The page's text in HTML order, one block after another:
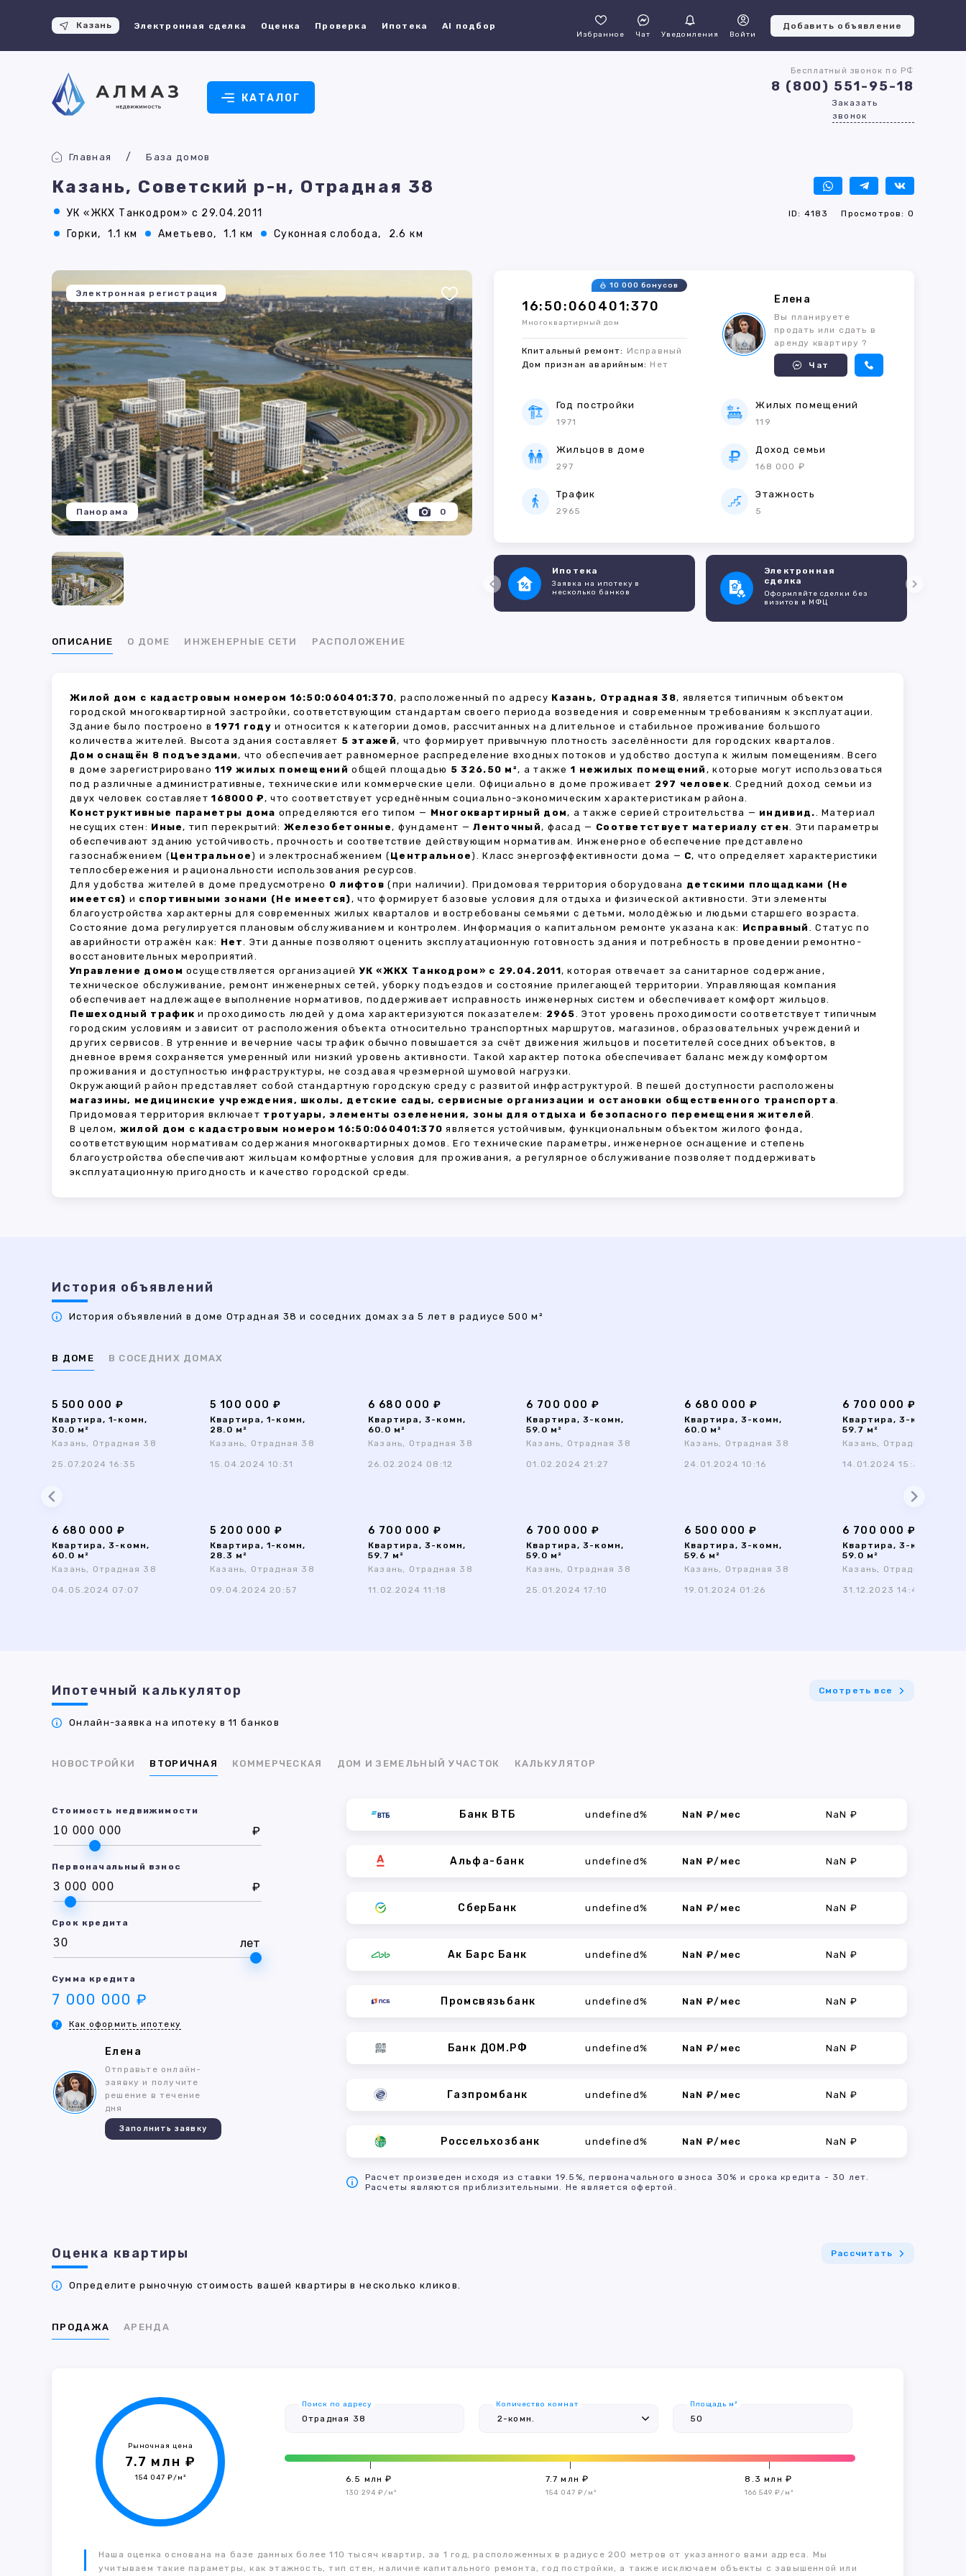
Казань Электронная сделка Оценка Проверка Ипотека AI подбор
Избранное Чат Уведомления Войти
Добавить объявление
КАТАЛОГ
Бесплатный звонок по РФ
8 (800) 551-95-18
Заказать
звонок
Главная База домов
Казань, Советский р-н, Отрадная 38
УК «ЖКХ Танкодром» с 29.04.2011 ID: 4183 Просмотров: 0
Горки, 1.1 км Аметьево, 1.1 км Суконная слобода, 2.6 км
Электронная регистрация
0
Панорама
16:50:060401:370
10 000 бонусов
Многоквартирный дом
Кпитальный ремонт: Исправный
Дом признан аварийным: Нет
Елена
Вы планируете
продать или сдать в
аренду квартиру ?
Чат
Год постройки
1971
Жилых помещений
119
Жильцов в доме
297
Доход семьи
168 000 ₽
Трафик
2965
Этажность
5
Ипотека
Заявка на ипотеку в
несколько банков
Электронная
сделка
Оформляйте сделки без
визитов в МФЦ
ОПИСАНИЕ О ДОМЕ ИНЖЕНЕРНЫЕ СЕТИ РАСПОЛОЖЕНИЕ
Жилой дом с кадастровым номером 16:50:060401:370, расположенный по адресу Казань, Отрадная 38, является типичным объектом
городской многоквартирной застройки, соответствующим стандартам своего периода возведения и современным требованиям к эксплуатации.
Здание было построено в1971 году и относится к категории домов, рассчитанных на длительное и стабильное проживание большого
количества жителей. Высота здания составляет 5 этажей, что формирует привычную плотность заселённости для городских кварталов.
Дом оснащён 8 подъездами, что обеспечивает равномерное распределение входных потоков и удобство доступа к жилым помещениям. Всего
в доме зарегистрировано119 жилых помещений общей площадью 5 326.50 м², а также1 нежилых помещений , которые могут использоваться
под различные административные, технические или коммерческие цели. Официально в доме проживает 297 человек. Средний доход семьи из
двух человек составляет168000 ₽, что соответствует усреднённым социально-экономическим характеристикам района.
Конструктивные параметры дома определяются его типом — Многоквартирный дом, а также серией строительства — индивид.. Материал
несущих стен: Иные, тип перекрытий: Железобетонные, фундамент —Ленточный, фасад — Соответствует материалу стен. Эти параметры
обеспечивают зданию устойчивость, прочность и соответствие действующим нормативам. Инженерное обеспечение представлено
газоснабжением (Центральное) и электроснабжением (Центральное). Класс энергоэффективности дома — C, что определяет характеристики
теплосбережения и рациональности использования ресурсов.
Для удобства жителей в доме предусмотрено 0 лифтов (при наличии). Придомовая территория оборудована детскими площадками (Не
имеется) и спортивными зонами (Не имеется), что формирует базовые условия для отдыха и физической активности. Эти элементы
благоустройства характерны для современных жилых кварталов и востребованы семьями с детьми, молодёжью и людьми старшего возраста.
Состояние дома регулируется плановым обслуживанием и контролем. Информация о капитальном ремонте указана как: Исправный . Статус по
аварийности отражён как: Нет. Эти данные позволяют оценить эксплуатационную готовность здания и потребность в проведении ремонтно-
восстановительных мероприятий.
Управление домом осуществляется организациейУК «ЖКХ Танкодром» с 29.04.2011, которая отвечает за санитарное содержание,
техническое обслуживание, ремонт инженерных сетей, уборку подъездов и состояние прилегающей территории. Управляющая компания
обеспечивает надлежащее выполнение нормативов, поддерживает исправность инженерных систем и обеспечивает комфорт жильцов.
Пешеходный трафик и проходимость людей у дома характеризуются показателем: 2965. Этот уровень проходимости соответствует типичным
городским условиям и зависит от расположения объекта относительно транспортных маршрутов, магазинов, образовательных учреждений и
других сервисов. В утренние и вечерние часы трафик обычно повышается за счёт движения жильцов и посетителей соседних объектов, в
дневное время сохраняется умеренный или низкий уровень активности. Такой характер потока обеспечивает баланс между комфортом
проживания и доступностью инфраструктуры, не создавая чрезмерной шумовой нагрузки.
Окружающий район представляет собой стандартную городскую среду с развитой инфраструктурой. В пешей доступности расположены
магазины, медицинские учреждения, школы, детские сады, сервисные организации и остановки общественного транспорта.
Придомовая территория включает тротуары, элементы озеленения, зоны для отдыха и безопасного перемещения жителей.
В целом, жилой дом с кадастровым номером 16:50:060401:370 является устойчивым, функциональным объектом жилого фонда,
соответствующим нормативам содержания многоквартирных домов. Его технические параметры, инженерное оснащение и степень
благоустройства обеспечивают жильцам комфортные условия для проживания, а регулярное обслуживание позволяет поддерживать
эксплуатационную пригодность и качество городской среды.
История объявлений
История объявлений в доме Отрадная 38 и соседних домах за 5 лет в радиусе 500 м²
В ДОМЕ В СОСЕДНИХ ДОМАХ
5 500 000 ₽
Квартира, 1-комн,
30.0 м²
Казань, Отрадная 38
25.07.2024 16:35
5 100 000 ₽
Квартира, 1-комн,
28.0 м²
Казань, Отрадная 38
15.04.2024 10:31
6 680 000 ₽
Квартира, 3-комн,
60.0 м²
Казань, Отрадная 38
26.02.2024 08:12
6 700 000 ₽
Квартира, 3-комн,
59.0 м²
Казань, Отрадная 38
01.02.2024 21:27
6 680 000 ₽
Квартира, 3-комн,
60.0 м²
Казань, Отрадная 38
24.01.2024 10:16
6 700 000 ₽
Квартира, 3-комн,
59.7 м²
Казань, Отрадная 38
14.01.2024 15:32
6 680 000 ₽
Квартира, 3-комн,
60.0 м²
Казань, Отрадная 38
04.05.2024 07:07
5 200 000 ₽
Квартира, 1-комн,
28.3 м²
Казань, Отрадная 38
09.04.2024 20:57
6 700 000 ₽
Квартира, 3-комн,
59.7 м²
Казань, Отрадная 38
11.02.2024 11:18
6 700 000 ₽
Квартира, 3-комн,
59.0 м²
Казань, Отрадная 38
25.01.2024 17:10
6 500 000 ₽
Квартира, 3-комн,
59.6 м²
Казань, Отрадная 38
19.01.2024 01:26
6 700 000 ₽
Квартира, 3-комн,
59.0 м²
Казань, Отрадная 38
31.12.2023 14:45
Ипотечный калькулятор Смотреть все
Онлайн-заявка на ипотеку в 11 банков
НОВОСТРОЙКИ ВТОРИЧНАЯ КОММЕРЧЕСКАЯ ДОМ И ЗЕМЕЛЬНЫЙ УЧАСТОК КАЛЬКУЛЯТОР
Стоимость недвижимости
₽
Первоначальный взнос
₽
Срок кредита
лет
Сумма кредита
7 000 000 ₽
Как оформить ипотеку
Елена
Отправьте онлайн-
заявку и получите
решение в течение
дня
Заполнить заявку
Банк ВТБ undefined% NaN ₽/мес NaN ₽
Альфа-банк undefined% NaN ₽/мес NaN ₽
СберБанк undefined% NaN ₽/мес NaN ₽
Ак Барс Банк undefined% NaN ₽/мес NaN ₽
Промсвязьбанк undefined% NaN ₽/мес NaN ₽
Банк ДОМ.РФ undefined% NaN ₽/мес NaN ₽
Газпромбанк undefined% NaN ₽/мес NaN ₽
Россельхозбанк undefined% NaN ₽/мес NaN ₽
Расчет произведен исходя из ставки 19.5%, первоначального взноса 30% и срока кредита - 30 лет.
Расчеты являются приблизительными. Не является офертой.
Оценка квартиры Рассчитать
Определите рыночную стоимость вашей квартиры в несколько кликов.
ПРОДАЖА АРЕНДА
Рыночная цена
7.7 млн ₽
154 047 ₽/м²
Поиск по адресу Количество комнат Площадь м²
6.5 млн ₽
130 294 ₽/м²
7.7 млн ₽
154 047 ₽/м²
8.3 млн ₽
166 549 ₽/м²
Наша оценка основана на базе данных более 110 тысяч квартир, за 1 год, расположенных в радиусе 200 метров от указанного вами адреса. Мы
учитываем такие параметры, как этажность, тип стен, наличие капитального ремонта, год постройки, а также исключаем объекты с завышенной или